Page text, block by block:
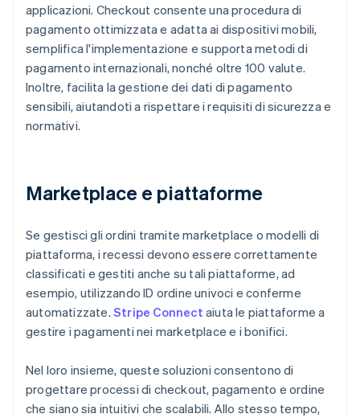
applicazioni. Checkout consente una procedura di
pagamento ottimizzata e adatta ai dispositivi mobili,
semplifica l'implementazione e supporta metodi di
pagamento internazionali, nonché oltre 100 valute.
Inoltre, facilita la gestione dei dati di pagamento
sensibili, aiutandoti a rispettare i requisiti di sicurezza e
normativi.
Marketplace e piattaforme
Se gestisci gli ordini tramite marketplace o modelli di
piattaforma, i recessi devono essere correttamente
classificati e gestiti anche su tali piattaforme, ad
esempio, utilizzando ID ordine univoci e conferme
automatizzate. Stripe Connect aiuta le piattaforme a
gestire i pagamenti nei marketplace e i bonifici.
Nel loro insieme, queste soluzioni consentono di
progettare processi di checkout, pagamento e ordine
che siano sia intuitivi che scalabili. Allo stesso tempo,